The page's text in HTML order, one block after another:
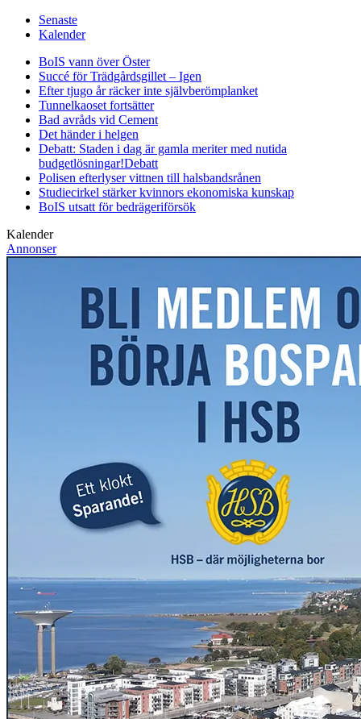
Senaste
Kalender
BoIS vann över Öster
Succé för Trädgårdsgillet – Igen
Efter tjugo år räcker inte självberömplanket
Tunnelkaoset fortsätter
Bad avråds vid Cement
Det händer i helgen
Debatt: Staden i dag är gamla meriter med nutida
budgetlösningar!Debatt
Polisen efterlyser vittnen till halsbandsrånen
Studiecirkel stärker kvinnors ekonomiska kunskap
BoIS utsatt för bedrägeriförsök
Kalender
Annonser